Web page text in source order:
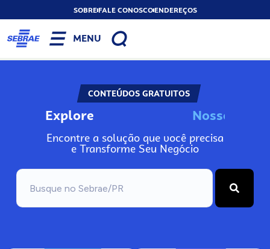
SOBREFALE CONOSCOENDEREÇOS
MENU
CONTEÚDOS GRATUITOS
Explore Nosso
Encontre a solução que você precisa
e Transforme Seu Negócio